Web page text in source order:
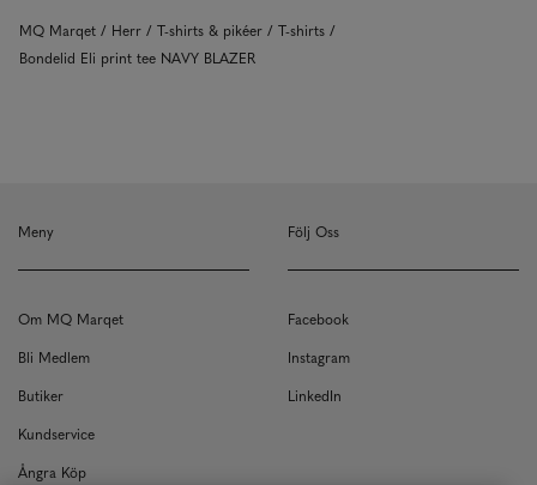
MQ Marqet Herr T-shirts & pikéer
T-shirts
Bondelid Eli print tee NAVY BLAZER
Meny
Om MQ Marqet
Bli Medlem
Butiker
Kundservice
Ångra Köp
Följ Oss
Facebook
Instagram
LinkedIn